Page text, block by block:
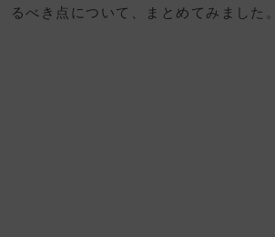
るべき点について、まとめてみました。